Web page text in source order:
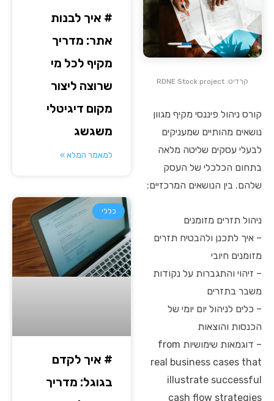
קרדיט: RDNE Stock project
קורס ניהול פיננסי מקיף מגוון
נושאים מהותיים שמעניקים
לבעלי עסקים שליטה מלאה
בתחום הכלכלי של העסק
שלהם. בין הנושאים המרכזיים:
ניהול תזרים מזומנים
– איך לתכנן ולהבטיח תזרים
מזומנים חיובי
– זיהוי והתגברות על נקודות
משבר בתזרים
– כלים לניהול יום יומי של
הכנסות והוצאות
– דוגמאות שימושיות from
real business cases that
illustrate successful
cash flow strategies
# איך לבנות
אתר: מדריך
מקיף לכל מי
שרוצה ליצור
מקום דיגיטלי
משגשג
למאמר המלא »
כללי
# איך לקדם
בגוגל: מדריך